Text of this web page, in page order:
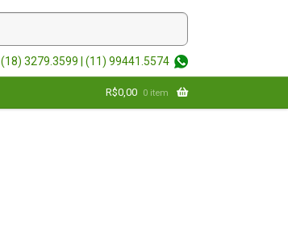
(18) 3279.3599 | (11) 99441.5574
R$0,00 0 item